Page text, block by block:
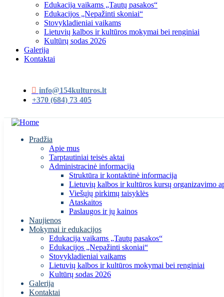
Edukacija vaikams „Tautų pasakos“
Edukacijos „Nepažinti skoniai“
Stovykladieniai vaikams
Lietuvių kalbos ir kultūros mokymai bei renginiai
Kultūrų sodas 2026
Galerija
Kontaktai
info@154kulturos.lt
+370 (684) 73 405
Pradžia
Apie mus
Tarptautiniai teisės aktai
Administracinė informacija
Struktūra ir kontaktinė informacija
Lietuvių kalbos ir kultūros kursų organizavimo
Viešųjų pirkimų taisyklės
Ataskaitos
Paslaugos ir jų kainos
Naujienos
Mokymai ir edukacijos
Edukacija vaikams „Tautų pasakos“
Edukacijos „Nepažinti skoniai“
Stovykladieniai vaikams
Lietuvių kalbos ir kultūros mokymai bei renginiai
Kultūrų sodas 2026
Galerija
Kontaktai